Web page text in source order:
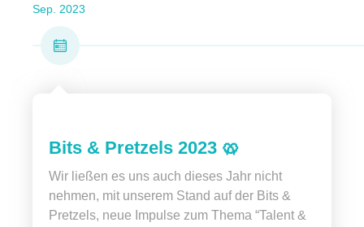
Sep. 2023
Bits & Pretzels 2023 🥨
Wir ließen es uns auch dieses Jahr nicht
nehmen, mit unserem Stand auf der Bits &
Pretzels, neue Impulse zum Thema “Talent &